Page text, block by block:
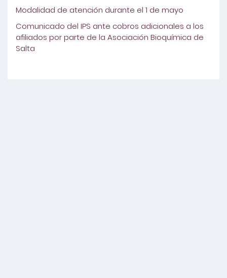
Modalidad de atención durante el 1 de mayo
Comunicado del IPS ante cobros adicionales a los
afiliados por parte de la Asociación Bioquímica de
Salta